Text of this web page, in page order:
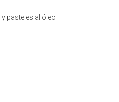
pasteles al óleo